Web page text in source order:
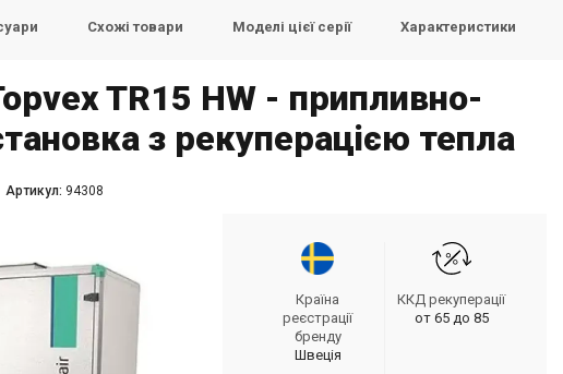
Схожі товари Моделі цієї серії Характеристики
TR15 HW - припливно-
з рекуперацією тепла
Aртикул: 94308
Країна
реєстрації
бренду
Швеція
ККД рекуперації
от 65 до 85